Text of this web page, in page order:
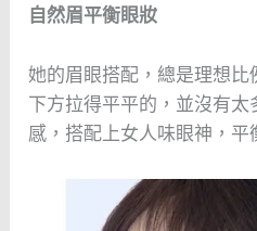
自然眉平衡眼妝
她的眉眼搭配，總是理想
下方拉得平平的，並沒有
感，搭配上女人味眼神，平